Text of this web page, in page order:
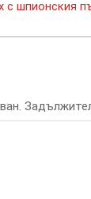
с шпионския